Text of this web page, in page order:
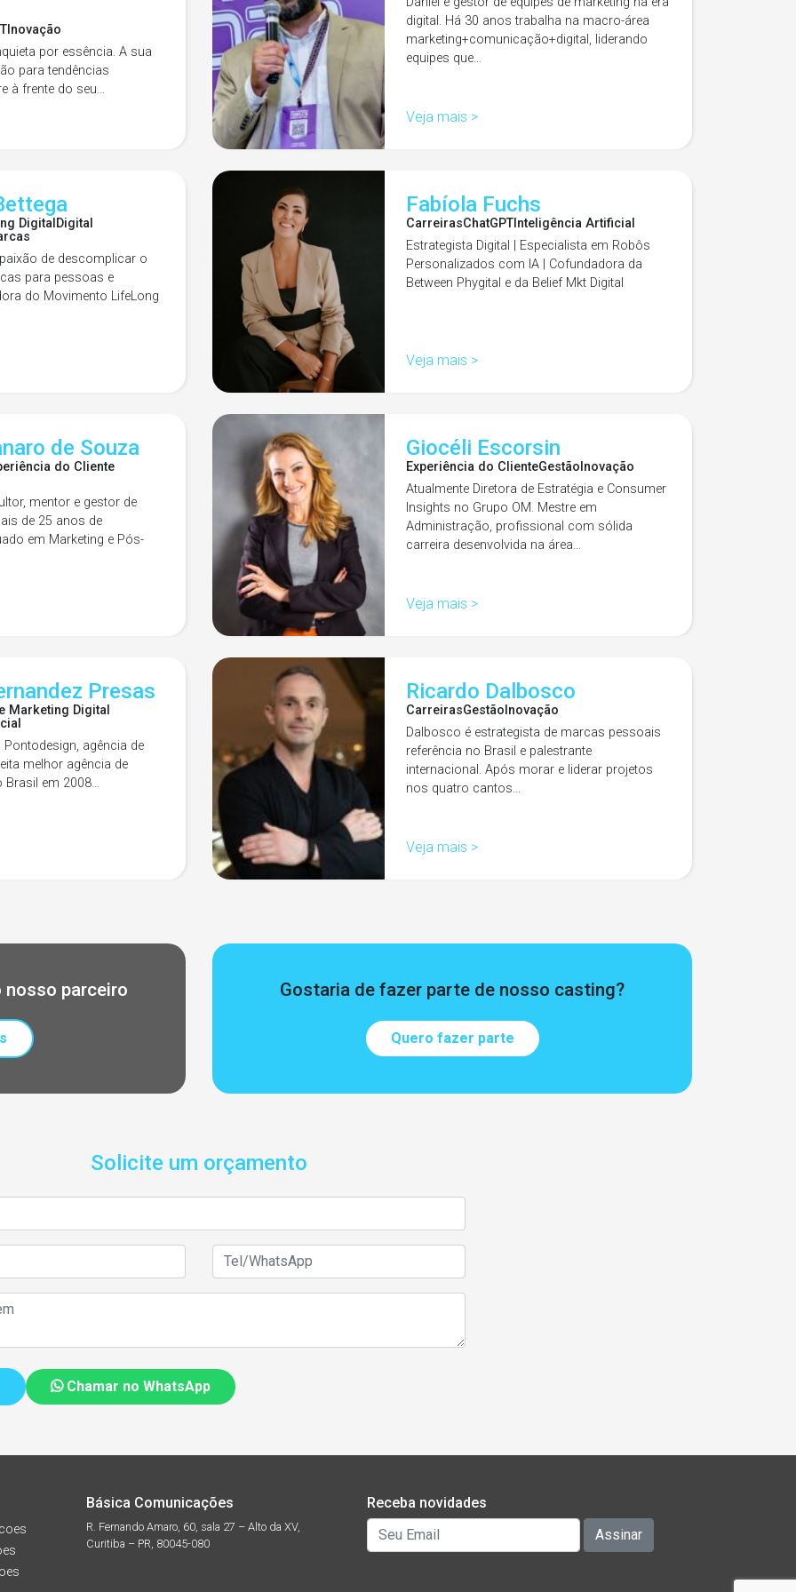
Inovação
por essência. A sua
para tendências
à frente do seu…
digital. Há 30 anos trabalha na macro-área
marketing+comunicação+digital, liderando
equipes que…
Veja mais >
Digital Digital
de descomplicar o
para pessoas e
do Movimento LifeLong
Fabíola Fuchs
CarreirasChatGPT Inteligência Artificial
Estrategista Digital | Especialista em Robôs
Personalizados com IA | Cofundadora da
Between Phygital e da Belief Mkt Digital
Veja mais >
de Souza
do Cliente
mentor e gestor de
de 25 anos de
em Marketing e Pós-
Giocéli Escorsin
Experiência do ClienteGestão Inovação
Atualmente Diretora de Estratégia e Consumer
Insights no Grupo OM. Mestre em
Administração, profissional com sólida
carreira desenvolvida na área…
Veja mais >
Presas
Marketing Digital
agência de
melhor agência de
Brasil em 2008…
Ricardo Dalbosco
CarreirasGestão Inovação
Dalbosco é estrategista de marcas pessoais
referência no Brasil e palestrante
internacional. Após morar e liderar projetos
nos quatro cantos…
Veja mais >
parceiro Gostaria de fazer parte de nosso casting?
Quero fazer parte
Solicite um orçamento
Chamar no WhatsApp
Básica Comunicações
R. Fernando Amaro, 60, sala 27 – Alto da XV,
Curitiba – PR, 80045-080
Receba novidades